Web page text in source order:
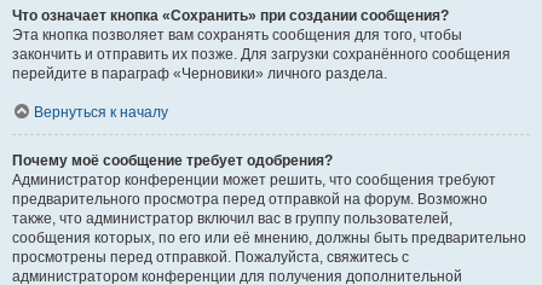
Что означает кнопка «Сохранить» при создании сообщения?
Эта кнопка позволяет вам сохранять сообщения для того, чтобы
закончить и отправить их позже. Для загрузки сохранённого сообщения
перейдите в параграф «Черновики» личного раздела.
Вернуться к началу
Почему моё сообщение требует одобрения?
Администратор конференции может решить, что сообщения требуют
предварительного просмотра перед отправкой на форум. Возможно
также, что администратор включил вас в группу пользователей,
сообщения которых, по его или её мнению, должны быть предварительно
просмотрены перед отправкой. Пожалуйста, свяжитесь с
администратором конференции для получения дополнительной